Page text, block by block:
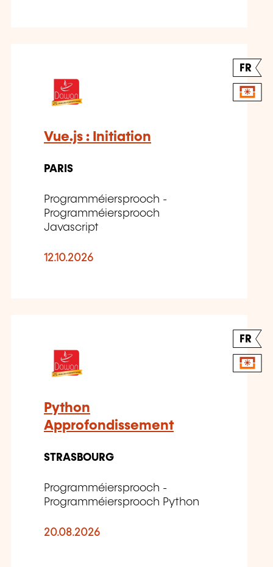
FR
Vue.js : Initiation
PARIS
Programméiersprooch -
Programméiersprooch
Javascript
12.10.2026
FR
Python
Approfondissement
STRASBOURG
Programméiersprooch -
Programméiersprooch Python
20.08.2026